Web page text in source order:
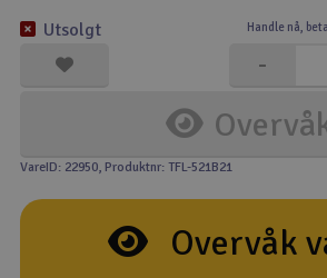
Helikopter
Kamerautstyr
Modellbygging, LEGO &
Modelljernbane
Motor & tilbehør
Handle nå,
-
Utsolgt
VareID: 22950, Produktnr: TFL-521B21
Overvåk